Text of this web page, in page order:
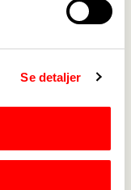
Se detaljer